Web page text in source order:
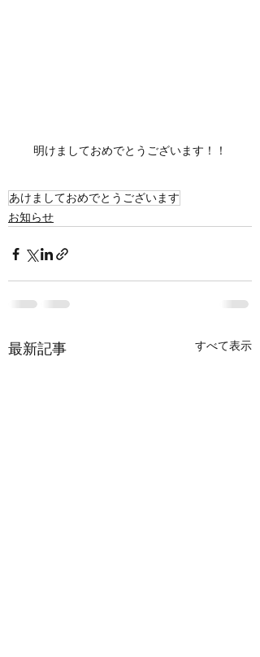
明けましておめでとうございます！！
あけましておめでとうございます
お知らせ
最新記事 すべて表示